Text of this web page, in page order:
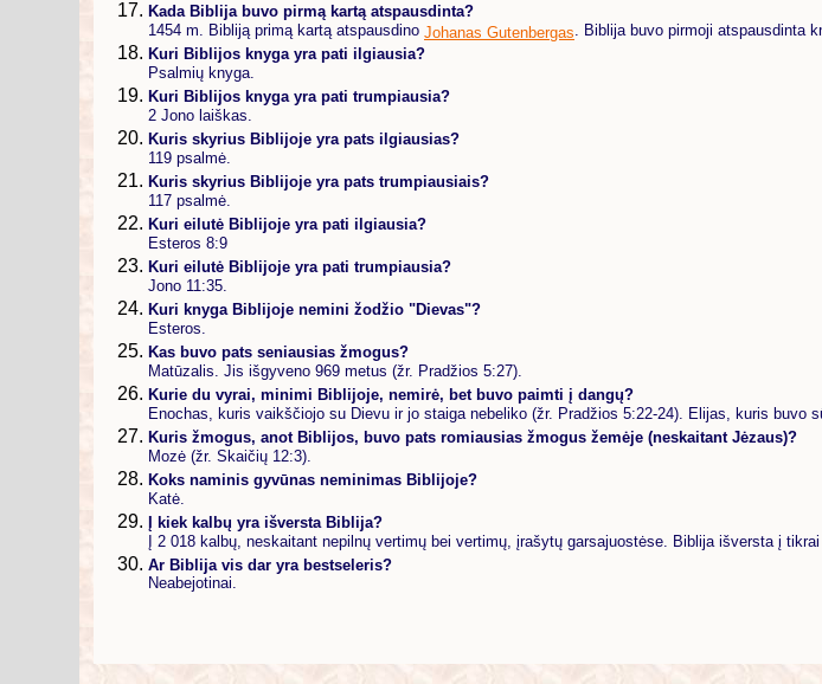
Kada Biblija buvo pirmą kartą atspausdinta?
1454 m. Bibliją primą kartą atspausdino Johanas Gutenbergas. Biblija buvo pirmoji atspausdinta
Kuri Biblijos knyga yra pati ilgiausia?
Psalmių knyga.
Kuri Biblijos knyga yra pati trumpiausia?
2 Jono laiškas.
Kuris skyrius Biblijoje yra pats ilgiausias?
119 psalmė.
Kuris skyrius Biblijoje yra pats trumpiausiais?
117 psalmė.
Kuri eilutė Biblijoje yra pati ilgiausia?
Esteros 8:9
Kuri eilutė Biblijoje yra pati trumpiausia?
Jono 11:35.
Kuri knyga Biblijoje nemini žodžio "Dievas"?
Esteros.
Kas buvo pats seniausias žmogus?
Matūzalis. Jis išgyveno 969 metus (žr. Pradžios 5:27).
Kurie du vyrai, minimi Biblijoje, nemirė, bet buvo paimti į dangų?
Enochas, kuris vaikščiojo su Dievu ir jo staiga nebeliko (žr. Pradžios 5:22-24). Elijas, kuris buvo
Kuris žmogus, anot Biblijos, buvo pats romiausias žmogus žemėje (neskaitant Jėzaus)?
Mozė (žr. Skaičių 12:3).
Koks naminis gyvūnas neminimas Biblijoje?
Katė.
Į kiek kalbų yra išversta Biblija?
Į 2 018 kalbų, neskaitant nepilnų vertimų bei vertimų, įrašytų garsajuostėse. Biblija išversta į
Ar Biblija vis dar yra bestseleris?
Neabejotinai.